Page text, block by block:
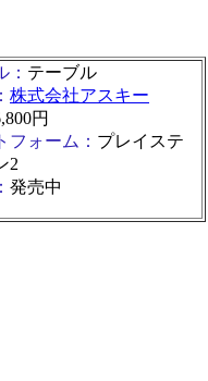
： テーブル
株式会社アスキー
円
フォーム： プレイステ
2
発売中